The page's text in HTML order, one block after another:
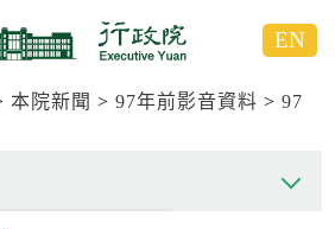
EN
本院新聞 97年前影音資料
97